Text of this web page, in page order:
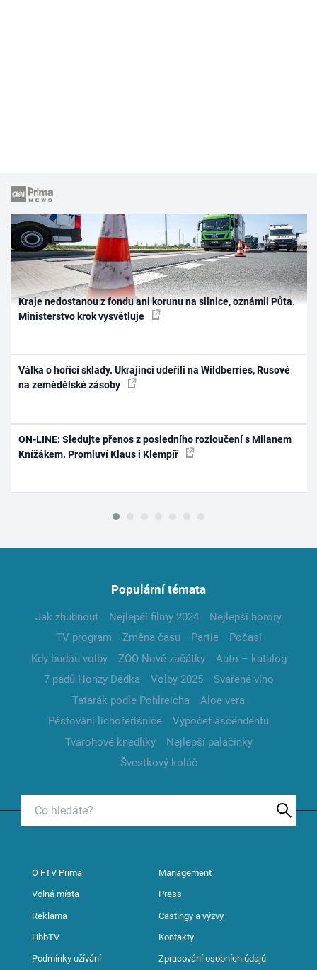
Kraje nedostanou z fondu ani korunu na silnice, oznámil Půta.
Ministerstvo krok vysvětluje
Válka o hořící sklady. Ukrajinci udeřili na Wildberries, Rusové
na zemědělské zásoby
ON-LINE: Sledujte přenos z posledního rozloučení s Milanem
Knížákem. Promluví Klaus i Klempíř
Populární témata
Jak zhubnout Nejlepší filmy 2024
Nejlepší horory
TV program
Změna času Partie
Počasí
Kdy budou volby
ZOO Nové začátky
Auto – katalog
7 pádů Honzy Dědka
Volby 2025
Svařené víno
Tatarák podle Pohlreicha
Aloe vera
Pěstování lichořeřišnice
Výpočet ascendentu
Tvarohové knedlíky
Nejlepší palačinky
Švestkový koláč
O FTV Prima Management
Volná místa Press
Reklama Castingy a výzvy
HbbTV Kontakty
Podmínky užívání Zpracování osobních údajů